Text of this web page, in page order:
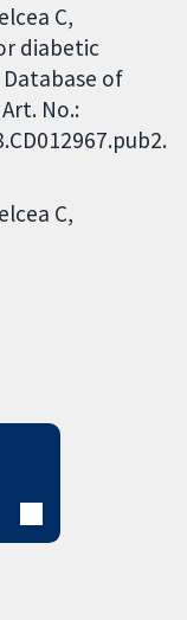
C,
diabetic
of
No.:
C